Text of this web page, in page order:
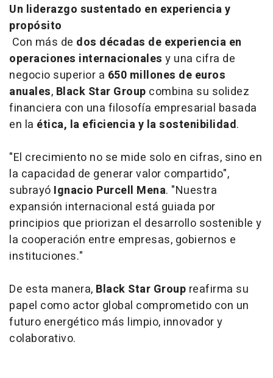
Un liderazgo sustentado en experiencia y
propósito
Con más de dos décadas de experiencia en
operaciones internacionales y una cifra de
negocio superior a 650 millones de euros
anuales, Black Star Group combina su solidez
financiera con una filosofía empresarial basada
en la ética, la eficiencia y la sostenibilidad.
"El crecimiento no se mide solo en cifras, sino en
la capacidad de generar valor compartido",
subrayó Ignacio Purcell Mena. "Nuestra
expansión internacional está guiada por
principios que priorizan el desarrollo sostenible y
la cooperación entre empresas, gobiernos e
instituciones."
De esta manera, Black Star Group reafirma su
papel como actor global comprometido con un
futuro energético más limpio, innovador y
colaborativo.